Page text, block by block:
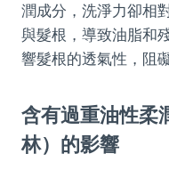
潤成分，洗淨力卻相
與髮根，導致油脂和
響髮根的透氣性，阻
含有過重油性柔
林）的影響